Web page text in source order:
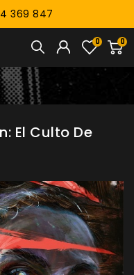
369 847
0
0
El Culto De